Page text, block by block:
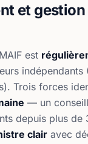
et gestion
est
indépendants
Trois forces
— un
depuis plus de
clair avec